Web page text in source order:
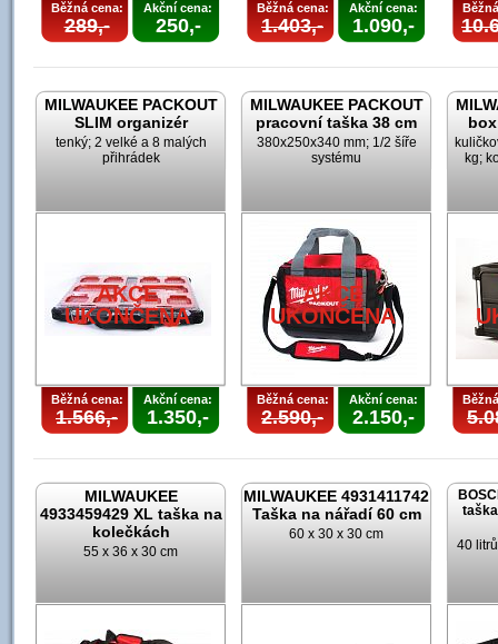
Běžná cena:
289,-
Akční cena:
250,-
Běžná cena:
1.403,-
Akční cena:
1.090,-
MILWAUKEE PACKOUT
SLIM organizér
tenký; 2 velké a 8 malých
přihrádek
AKCE
UKONČENA
Běžná cena:
1.566,-
Akční cena:
1.350,-
MILWAUKEE PACKOUT
pracovní taška 38 cm
380x250x340 mm; 1/2 šíře
systému
AKCE
UKONČENA
Běžná cena:
2.590,-
Akční cena:
2.150,-
kg;
MILWAUKEE
4933459429 XL taška na
kolečkách
55 x 36 x 30 cm
MILWAUKEE 4931411742
Taška na nářadí 60 cm
60 x 30 x 30 cm
40